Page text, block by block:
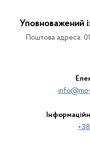
Уповноважений
Поштова адреса: